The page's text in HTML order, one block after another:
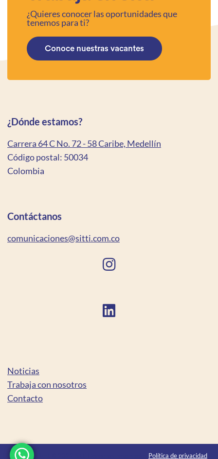
¿Quieres conocer las oportunidades que
tenemos para ti?
Conoce nuestras vacantes
¿Dónde estamos?
Carrera 64 C No. 72 - 58 Caribe, Medellín
Código postal: 50034
Colombia
Contáctanos
comunicaciones@sitti.com.co
Noticias
Trabaja con nosotros
Contacto
Copyright © 2022 Sitti Derechos reservados Política de privacidad